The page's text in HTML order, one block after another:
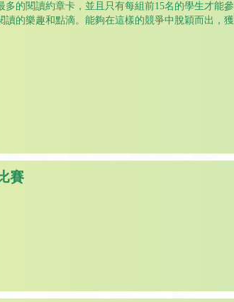
的閱讀約章卡，並且只有每組前15名的學生才能參
的樂趣和點滴。能夠在這樣的競爭中脫穎而出，獲
賽